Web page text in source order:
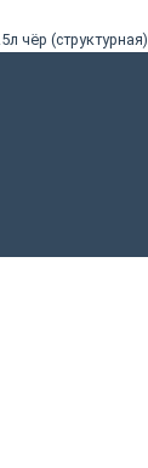
чёр (структурная)